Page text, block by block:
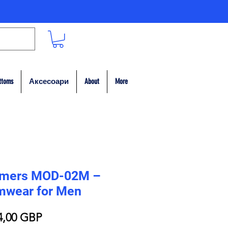
Аксесоари About More
MOD-02M –
for Men
GBPПродажна